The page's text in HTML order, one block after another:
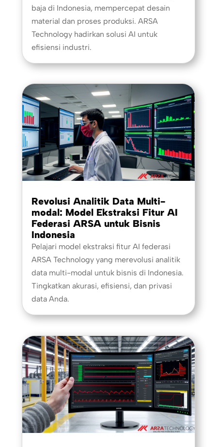
baja di Indonesia, mempercepat desain
material dan proses produksi. ARSA
Technology hadirkan solusi AI untuk
efisiensi industri.
Revolusi Analitik Data Multi-
modal: Model Ekstraksi Fitur AI
Federasi ARSA untuk Bisnis
Indonesia
Pelajari model ekstraksi fitur AI federasi
ARSA Technology yang merevolusi analitik
data multi-modal untuk bisnis di Indonesia.
Tingkatkan akurasi, efisiensi, dan privasi
data Anda.